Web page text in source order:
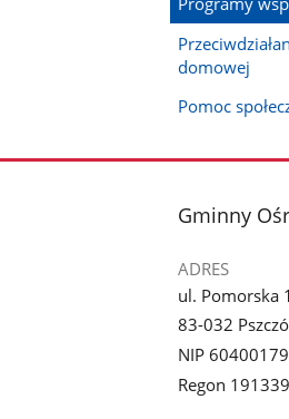
domowej
Pomoc
stopka
Gminny
ADRES
ul. Pomorska
83-032
NIP
Regon